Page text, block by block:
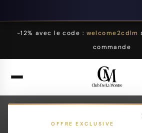
-12% avec le code : welcome2cdlm
commande
OFFRE EXCLUSIVE